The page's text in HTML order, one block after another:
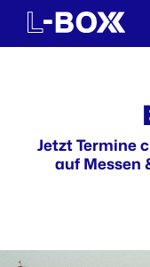
Jetzt Termine
auf Messen